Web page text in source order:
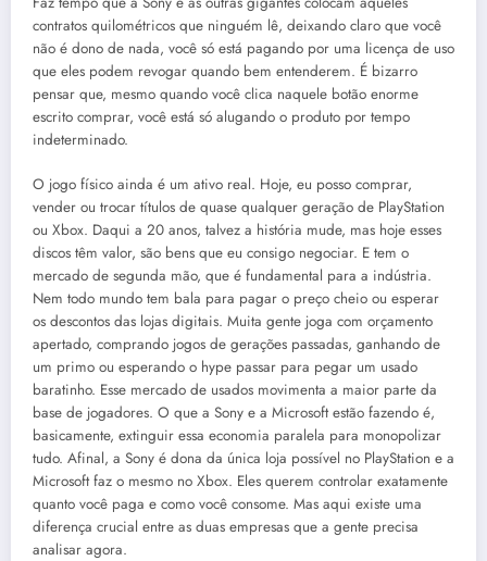
contratos quilométricos que ninguém lê, deixando claro que você
não é dono de nada, você só está pagando por uma licença de uso
que eles podem revogar quando bem entenderem. É bizarro
pensar que, mesmo quando você clica naquele botão enorme
escrito comprar, você está só alugando o produto por tempo
indeterminado.
O jogo físico ainda é um ativo real. Hoje, eu posso comprar,
vender ou trocar títulos de quase qualquer geração de PlayStation
ou Xbox. Daqui a 20 anos, talvez a história mude, mas hoje esses
discos têm valor, são bens que eu consigo negociar. E tem o
mercado de segunda mão, que é fundamental para a indústria.
Nem todo mundo tem bala para pagar o preço cheio ou esperar
os descontos das lojas digitais. Muita gente joga com orçamento
apertado, comprando jogos de gerações passadas, ganhando de
um primo ou esperando o hype passar para pegar um usado
baratinho. Esse mercado de usados movimenta a maior parte da
base de jogadores. O que a Sony e a Microsoft estão fazendo é,
basicamente, extinguir essa economia paralela para monopolizar
tudo. Afinal, a Sony é dona da única loja possível no PlayStation e a
Microsoft faz o mesmo no Xbox. Eles querem controlar exatamente
quanto você paga e como você consome. Mas aqui existe uma
diferença crucial entre as duas empresas que a gente precisa
analisar agora.